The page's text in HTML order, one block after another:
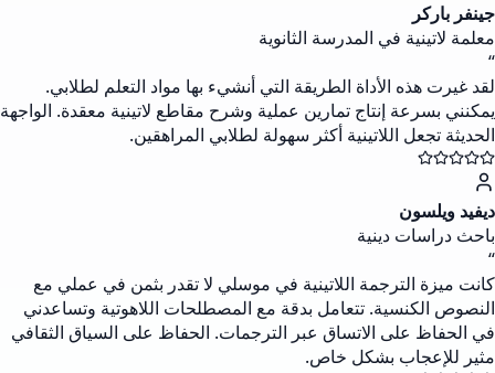
جينفر باركر
معلمة لاتينية في المدرسة الثانوية
“
لقد غيرت هذه الأداة الطريقة التي أنشيء بها مواد التعلم لطلابي.
يمكنني بسرعة إنتاج تمارين عملية وشرح مقاطع لاتينية معقدة. الواجهة
الحديثة تجعل اللاتينية أكثر سهولة لطلابي المراهقين.
ديفيد ويلسون
باحث دراسات دينية
“
كانت ميزة الترجمة اللاتينية في موسلي لا تقدر بثمن في عملي مع
النصوص الكنسية. تتعامل بدقة مع المصطلحات اللاهوتية وتساعدني
في الحفاظ على الاتساق عبر الترجمات. الحفاظ على السياق الثقافي
مثير للإعجاب بشكل خاص.